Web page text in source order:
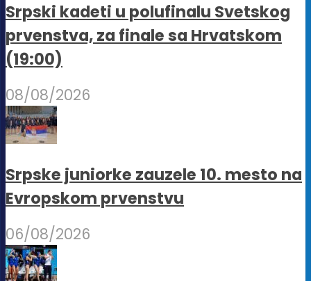
Srpski kadeti u polufinalu Svetskog
prvenstva, za finale sa Hrvatskom
(19:00)
08/08/2026
Srpske juniorke zauzele 10. mesto na
Evropskom prvenstvu
06/08/2026